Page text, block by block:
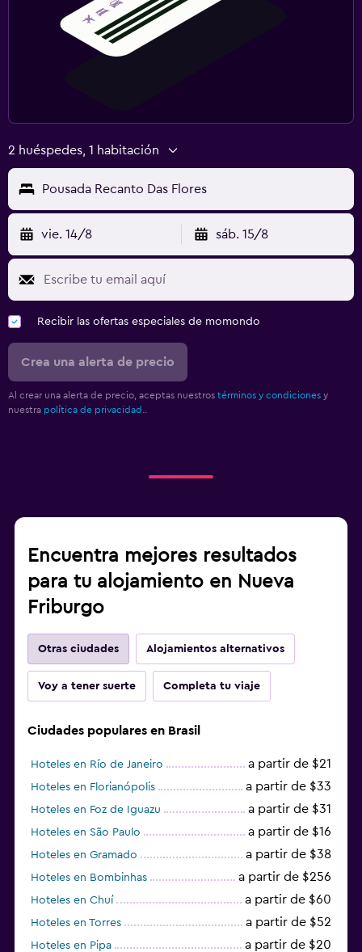
2 huéspedes, 1 habitación
Pousada Recanto Das Flores
vie. 14/8 sáb. 15/8
Recibir las ofertas especiales de momondo
Crea una alerta de precio
Al crear una alerta de precio, aceptas nuestros términos y condiciones y
nuestra política de privacidad.
Encuentra mejores resultados
para tu alojamiento en Nueva
Friburgo
Otras ciudades Alojamientos alternativos
Voy a tener suerte Completa tu viaje
Ciudades populares en Brasil
Hoteles en Río de Janeiro a partir de $21
Hoteles en Florianópolis a partir de $33
Hoteles en Foz de Iguazu a partir de $31
Hoteles en São Paulo a partir de $16
Hoteles en Gramado a partir de $38
Hoteles en Bombinhas a partir de $256
Hoteles en Chuí a partir de $60
Hoteles en Torres a partir de $52
Hoteles en Pipa a partir de $20